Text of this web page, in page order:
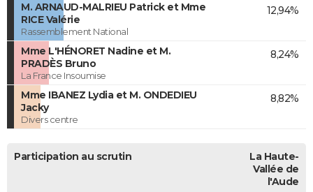
M. ARNAUD-MALRIEU Patrick et Mme
RICE Valérie
Rassemblement National
12,94%
Mme L'HÉNORET Nadine et M.
PRADÈS Bruno
La France Insoumise
8,24%
Mme IBANEZ Lydia et M. ONDEDIEU
Jacky
Divers centre
8,82%
Participation au scrutin
La Haute-
Vallée de
l'Aude